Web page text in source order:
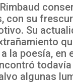
con su
Su
la poesía, en
todavía
algunas